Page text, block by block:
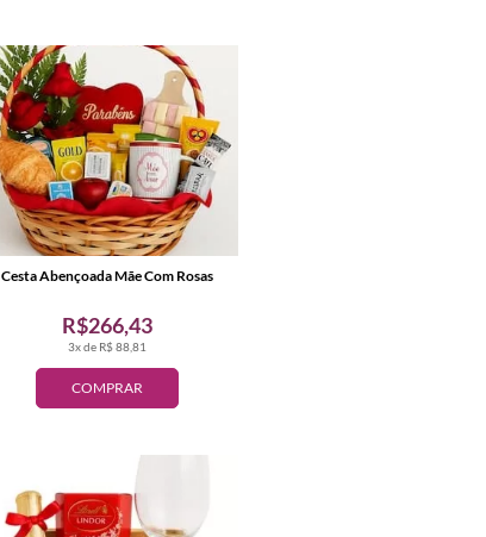
COMPRAR
3x de R$ 88,81
R$266,43
Cesta Abençoada Mãe Com Rosas